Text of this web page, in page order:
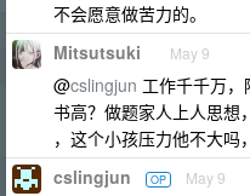
不会愿意做苦力的。
Mitsutsuki May 9
@cslingjun 工作千千万
书高？做题家人上人思想
，这个小孩压力他不大吗
cslingjun OP May 9